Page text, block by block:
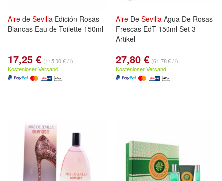
Aire de Sevilla Edición Rosas
Blancas Eau de Toilette 150ml
17,25 € (115,00 € / l)
Kostenloser Versand
Aire De Sevilla Agua De Rosas
Frescas EdT 150ml Set 3
Artikel
27,80 € (61,78 € / l)
Kostenloser Versand